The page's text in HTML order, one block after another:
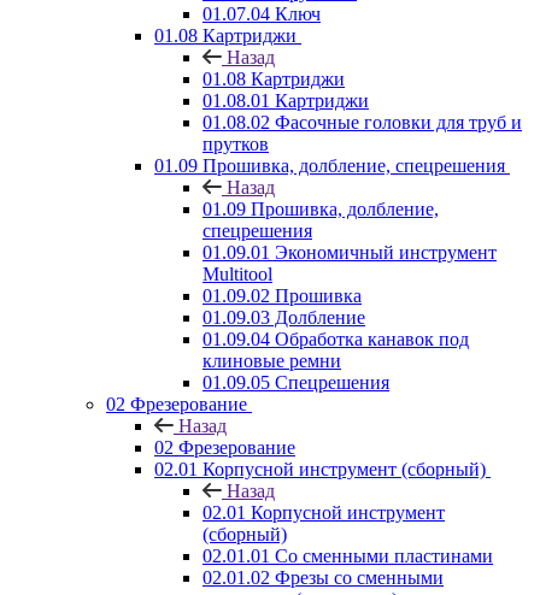
01.07.04 Ключ
01.08 Картриджи
Назад
01.08 Картриджи
01.08.01 Картриджи
01.08.02 Фасочные головки для труб и
прутков
01.09 Прошивка, долбление, спецрешения
Назад
01.09 Прошивка, долбление,
спецрешения
01.09.01 Экономичный инструмент
Multitool
01.09.02 Прошивка
01.09.03 Долбление
01.09.04 Обработка канавок под
клиновые ремни
01.09.05 Спецрешения
02 Фрезерование
Назад
02 Фрезерование
02.01 Корпусной инструмент (сборный)
Назад
02.01 Корпусной инструмент
(сборный)
02.01.01 Со сменными пластинами
02.01.02 Фрезы со сменными